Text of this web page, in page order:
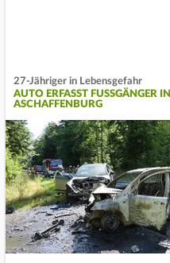
27-Jähriger in Lebensgefahr
AUTO ERFASST FUSSGÄNGER IN A
SCHAFFENBURG